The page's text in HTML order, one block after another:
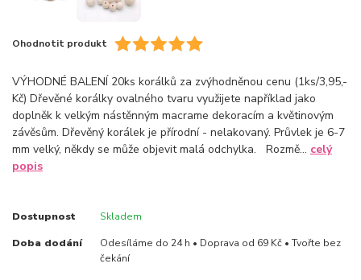
Ohodnotit produkt
VÝHODNÉ BALENÍ 20ks korálků za zvýhodněnou cenu (1ks/3,95,-
Kč) Dřevěné korálky ovalného tvaru využijete například jako
doplněk k velkým nástěnným macrame dekoracím a květinovým
závěsům. Dřevěný korálek je přírodní - nelakovaný. Průvlek je 6-7
mm velký, někdy se může objevit malá odchylka. Rozmě... celý
popis
Dostupnost Skladem
Doba dodání
Odesíláme do 24 h • Doprava od 69 Kč • Tvořte bez
čekání